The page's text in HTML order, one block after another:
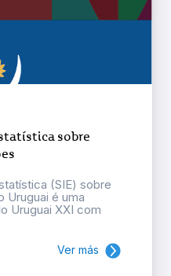
sobre
(SIE) sobre
Uruguai é uma
Uruguai XXI com
Ver más